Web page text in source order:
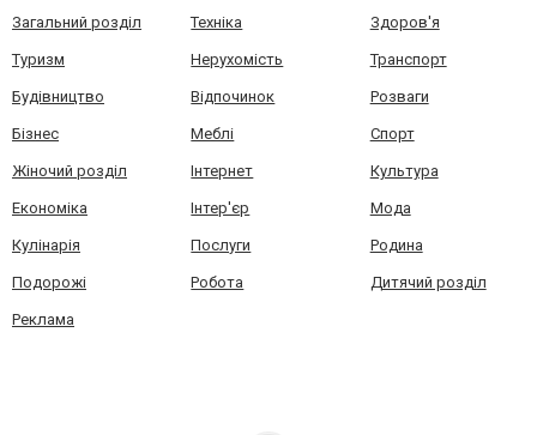
Загальний розділ Техніка Здоров'я
Туризм Нерухомість Транспорт
Будівництво Відпочинок Розваги
Бізнес Меблі Спорт
Жіночий розділ Інтернет Культура
Економіка Інтер'єр Мода
Кулінарія Послуги Родина
Подорожі Робота Дитячий розділ
Реклама